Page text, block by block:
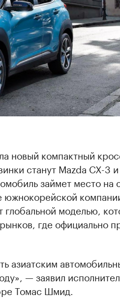
новый компактный
станут Mazda CX-3
займет место на
глобальной моделью,
где официально
азиатским
— заявил
Томас Шмид.